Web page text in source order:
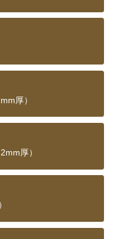
厚）
厚）